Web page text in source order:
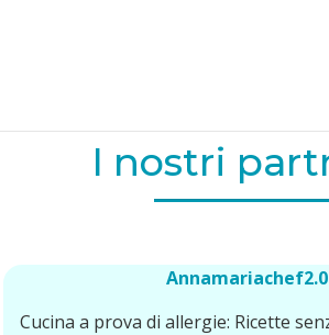
I nostri
Annamariachef2.0
Cucina a prova di allergie: Ricette